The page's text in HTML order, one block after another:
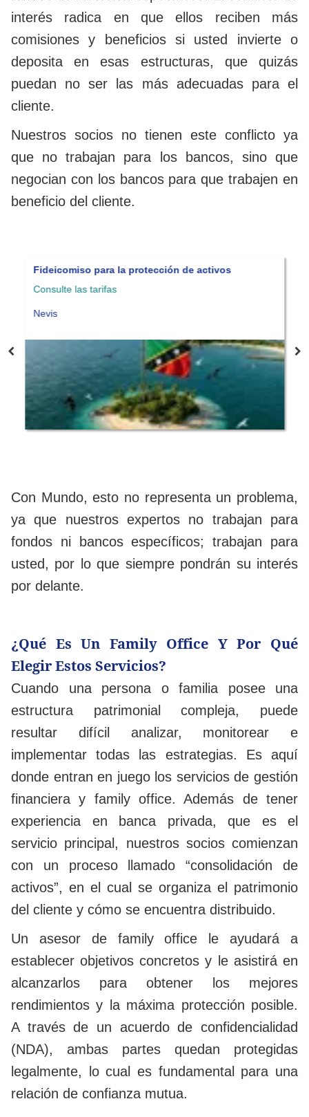
interés radica en que ellos reciben más
comisiones y beneficios si usted invierte o
deposita en esas estructuras, que quizás
puedan no ser las más adecuadas para el
cliente.
Nuestros socios no tienen este conflicto ya
que no trabajan para los bancos, sino que
negocian con los bancos para que trabajen en
beneficio del cliente.
Fideicomiso para la protección de activos
Consulte las tarifas
Nevis
Con Mundo, esto no representa un problema,
ya que nuestros expertos no trabajan para
fondos ni bancos específicos; trabajan para
usted, por lo que siempre pondrán su interés
por delante.
¿Qué Es Un Family Office Y Por Qué
Elegir Estos Servicios?
Cuando una persona o familia posee una
estructura patrimonial compleja, puede
resultar difícil analizar, monitorear e
implementar todas las estrategias. Es aquí
donde entran en juego los servicios de gestión
financiera y family office. Además de tener
experiencia en banca privada, que es el
servicio principal, nuestros socios comienzan
con un proceso llamado “consolidación de
activos”, en el cual se organiza el patrimonio
del cliente y cómo se encuentra distribuido.
Un asesor de family office le ayudará a
establecer objetivos concretos y le asistirá en
alcanzarlos para obtener los mejores
rendimientos y la máxima protección posible.
A través de un acuerdo de confidencialidad
(NDA), ambas partes quedan protegidas
legalmente, lo cual es fundamental para una
relación de confianza mutua.